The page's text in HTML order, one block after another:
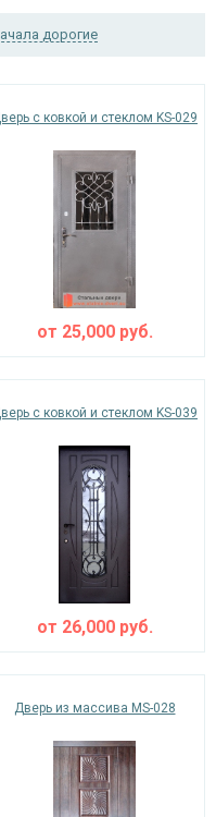
24-70
дорогие
с ковкой и стеклом KS-029
от 25,000руб.
с ковкой и стеклом KS-039
от 26,000руб.
Дверь из массива MS-028